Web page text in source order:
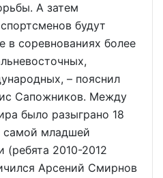
А затем
будут
в соревнованиях более
– пояснил
Сапожников. Между
было разыграно 18
самой младшей
(ребята 2010-2012
Арсений Смирнов